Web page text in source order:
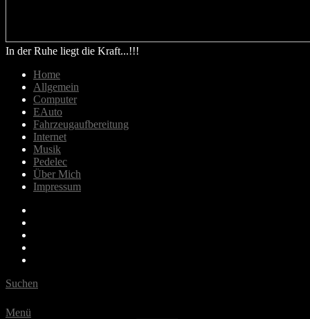
In der Ruhe liegt die Kraft...!!!
Home
Allgemein
Computer
EAuto
Fahrzeugaufbereitung
Internet
Musik
Pedelec
Über Mich
Impressum
Suchen
Menü